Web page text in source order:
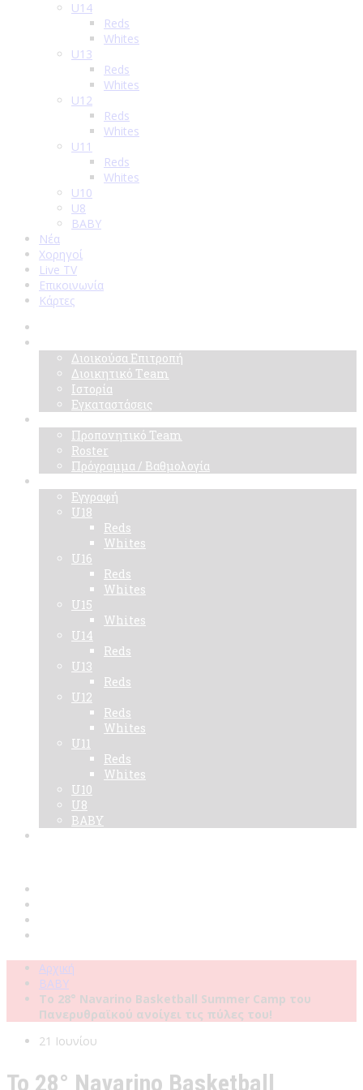
U14
Reds
Whites
U13
Reds
Whites
U12
Reds
Whites
U11
Reds
Whites
U10
U8
BABY
Νέα
Χορηγοί
Live TV
Επικοινωνία
Κάρτες
Διοικούσα Επιτροπή
Διοικητικό Τeam
Ιστορία
Εγκαταστάσεις
Προπονητικό Team
Roster
Πρόγραμμα / Βαθμολογία
Εγγραφή
U18
Reds
Whites
U16
Reds
Whites
U15
Whites
U14
Reds
U13
Reds
U12
Reds
Whites
U11
Reds
Whites
U10
U8
BABY
Αρχική
BABY
Το 28° Navarino Basketball Summer Camp του
Πανερυθραϊκού ανοίγει τις πύλες του!
21 Ιουνίου
Το 28° Navarino Basketball